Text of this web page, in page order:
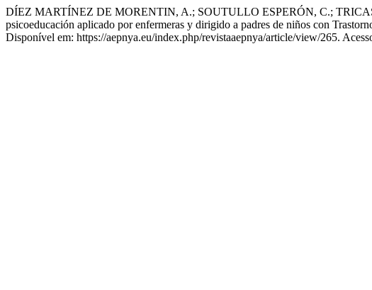
DÍEZ MARTÍNEZ DE MORENTIN, A.; SOUTULLO ESPERÓN, C.;
psicoeducación aplicado por enfermeras y dirigido a padres de niños con
Disponível em: https://aepnya.eu/index.php/revistaaepnya/article/view/265.